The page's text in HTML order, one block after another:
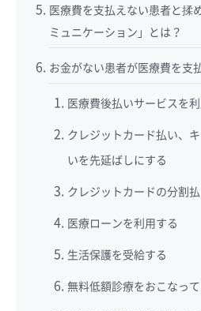
医療費を支払えない患者と揉
ミュニケーション」とは？
お金がない患者が医療費を支
医療費後払いサービスを
クレジットカード払い、
いを先延ばしにする
クレジットカードの分割
医療ローンを利用する
生活保護を受給する
無料低額診療をおこなっ